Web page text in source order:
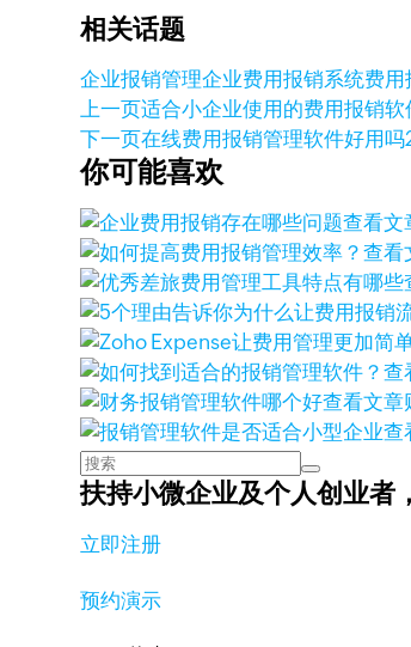
相关话题
企业报销管理企业费用报销系统费用
上一页适合小企业使用的费用报销软
下一页在线费用报销管理软件好用吗
你可能喜欢
查看文
查看
查
查看文章
查
扶持小微企业及个人创业者
立即注册
预约演示